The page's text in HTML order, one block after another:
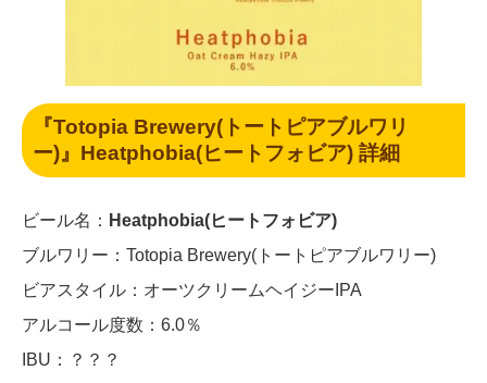
『Totopia Brewery(トートピアブルワリ
ー)』Heatphobia(ヒートフォビア) 詳細
ビール名： Heatphobia(ヒートフォビア)
ブルワリー：Totopia Brewery(トートピアブルワリー)
ビアスタイル：オーツクリームヘイジーIPA
アルコール度数：6.0％
IBU：？？？